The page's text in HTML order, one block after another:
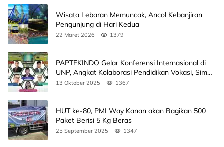
Wisata Lebaran Memuncak, Ancol Kebanjiran
Pengunjung di Hari Kedua
22 Maret 2026 1379
PAPTEKINDO Gelar Konferensi Internasional di
UNP, Angkat Kolaborasi Pendidikan Vokasi, Simak
Agendanya
13 Oktober 2025 1367
HUT ke-80, PMI Way Kanan akan Bagikan 500
Paket Berisi 5 Kg Beras
25 September 2025 1347